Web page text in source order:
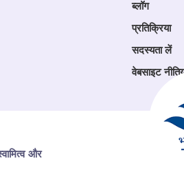
ब्लॉग
प्रतिक्रिया
सदस्यता लें
वेबसाइट
और